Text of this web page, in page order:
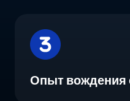
Опыт вождения